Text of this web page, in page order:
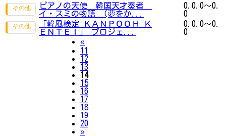
ピアノの天使 韓国天才奏者
イ・スミの物語 (夢をか...
0.0.0～0.
0
「韓風検定 ＫＡＮＰＯＯＨ Ｋ
ＥＮＴＥＩ」 プロジェ...
0.0.0～0.
0
«Previous
11
12
13
14
15
16
17
18
19
20
»Next